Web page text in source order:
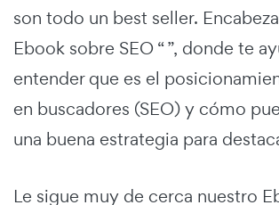
son todo un best seller.
Ebook sobre SEO “ ”, donde te
entender que es el
en buscadores (SEO) y cómo
una buena estrategia para
Le sigue muy de cerca nuestro